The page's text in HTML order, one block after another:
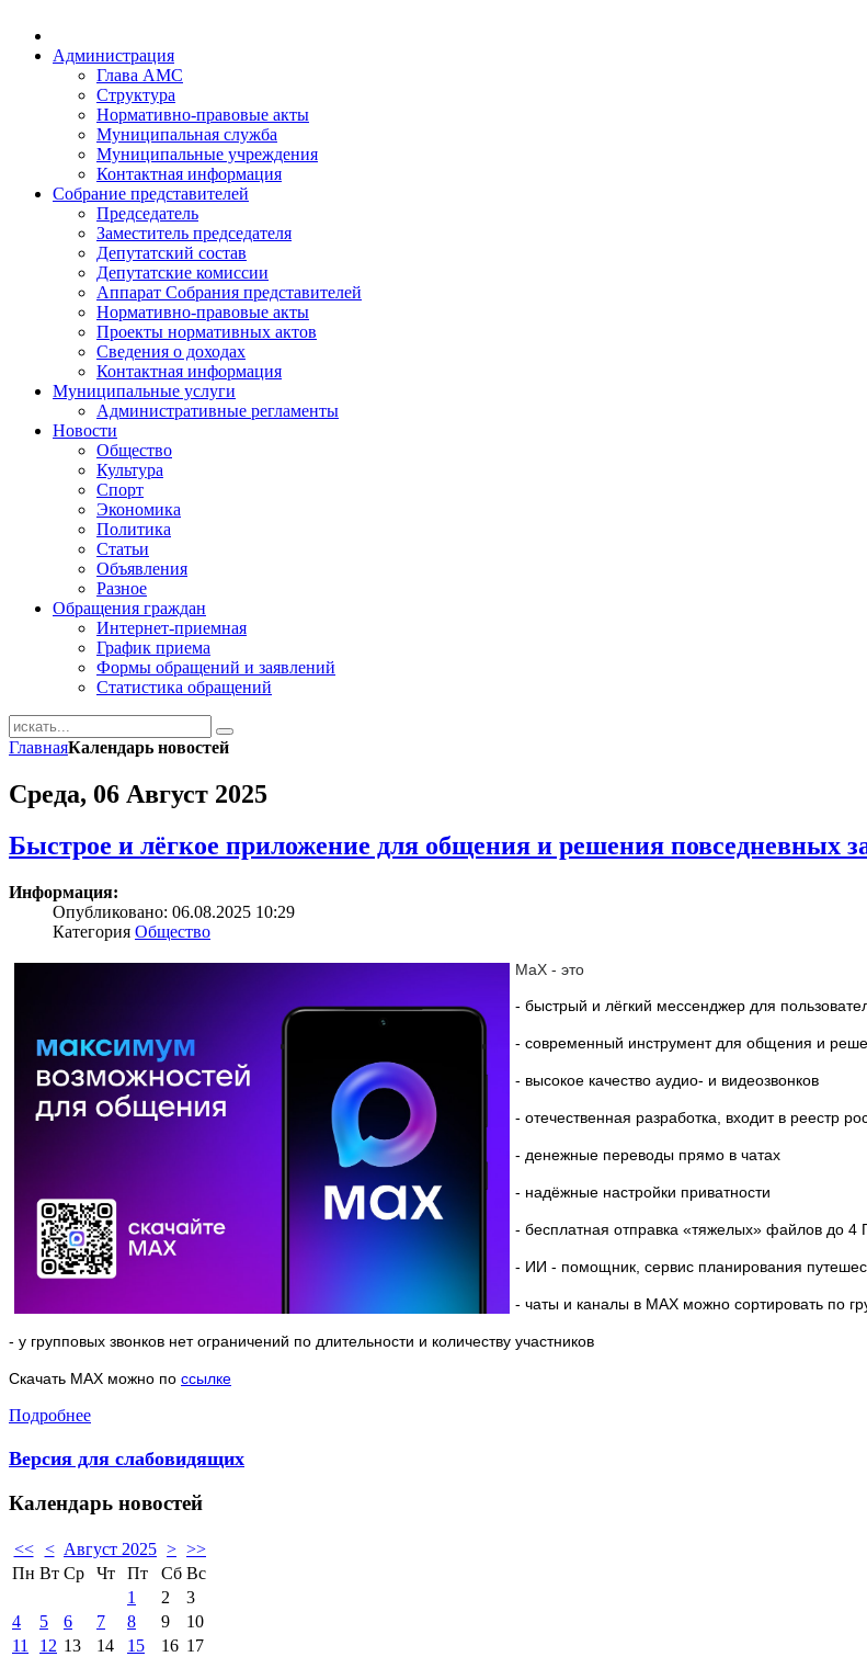
Администрация
Глава АМС
Структура
Нормативно-правовые акты
Муниципальная служба
Муниципальные учреждения
Контактная информация
Собрание представителей
Председатель
Заместитель председателя
Депутатский состав
Депутатские комиссии
Аппарат Собрания представителей
Нормативно-правовые акты
Проекты нормативных актов
Сведения о доходах
Контактная информация
Муниципальные услуги
Административные регламенты
Новости
Общество
Культура
Спорт
Экономика
Политика
Статьи
Объявления
Разное
Обращения граждан
Интернет-приемная
График приема
Формы обращений и заявлений
Статистика обращений
ГлавнаяКалендарь новостей
Среда, 06 Август 2025
Быстрое и лёгкое приложение для общения и решения повседневных
Информация:
Опубликовано: 06.08.2025 10:29
Категория Общество
МаХ - это
- быстрый и лёгкий мессенджер для
- современный инструмент для общения и
- высокое качество аудио- и видеозвонков
- отечественная разработка, входит в реестр
- денежные переводы прямо в чатах
- надёжные настройки приватности
- бесплатная отправка «тяжелых» файлов до 4
- ИИ - помощник, сервис планирования
- чаты и каналы в МАХ можно сортировать по
- у групповых звонков нет ограничений по длительности и количеству участников
Скачать МАХ можно по ссылке
Подробнее
Версия для слабовидящих
Календарь новостей
<< < Август 2025 > >>
Пн Вт Ср Чт Пт Сб Вс
1
2
3
4
5 6 7 8 9
10
11
12 13 14 15 16 17